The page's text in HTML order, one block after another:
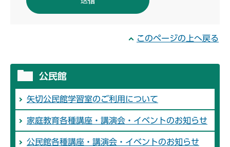
このページの上へ戻る
公民館
矢切公民館学習室のご利用について
家庭教育各種講座・講演会・イベントのお知らせ
公民館各種講座・講演会・イベントのお知らせ